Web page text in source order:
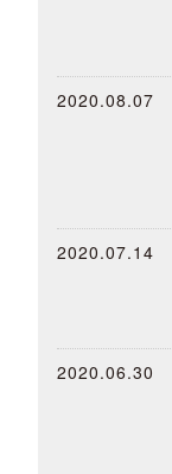
2020.08.07
2020.07.14
2020.06.30